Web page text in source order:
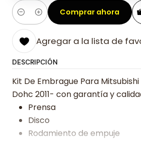
Cantidad
Comprar ahora
Agregar a la lista de
DESCRIPCIÓN
Kit De Embrague Para
Dohc 2011- con garantía y
Prensa
Disco
Rodamiento de empuje